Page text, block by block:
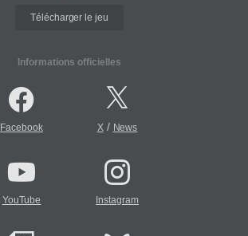
Télécharger le jeu
Informations officielles
Facebook X/ News
YouTube Instagram